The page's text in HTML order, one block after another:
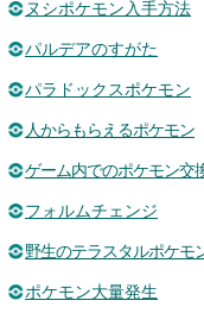
ヌシポケモン入手方法
パルデアのすがた
パラドックスポケモン
人からもらえるポケモン
ゲーム内でのポケモン交
フォルムチェンジ
野生のテラスタルポケモ
ポケモン大量発生